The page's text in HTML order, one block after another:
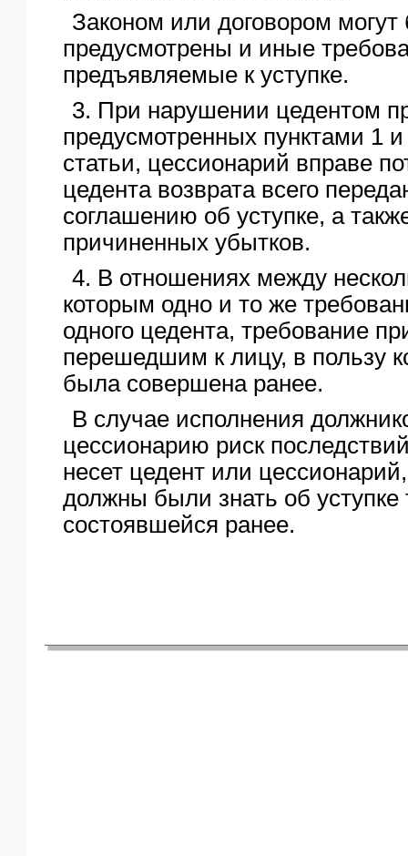
Законом или договором могут
предусмотрены и иные
предъявляемые к уступке.
3. При нарушении цедентом
предусмотренных пунктами 1
статьи, цессионарий вправе
цедента возврата всего
соглашению об уступке, а
причиненных убытков.
4. В отношениях между
которым одно и то же
одного цедента, требование
перешедшим к лицу, в пользу
была совершена ранее.
В случае исполнения
цессионарию риск
несет цедент или
должны были знать об уступке
состоявшейся ранее.